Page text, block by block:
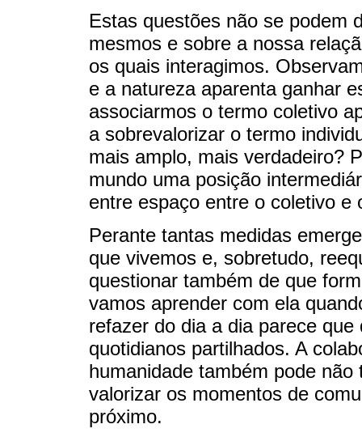
Estas questões não se podem
mesmos e sobre a nossa
os quais interagimos.
e a natureza aparenta ganhar
associarmos o termo coletivo
a sobrevalorizar o termo
mais amplo, mais verdadeiro?
mundo uma posição
entre espaço entre o coletivo e
Perante tantas medidas
que vivemos e, sobretudo,
questionar também de que
vamos aprender com ela
refazer do dia a dia parece
quotidianos partilhados. A
humanidade também pode
valorizar os momentos de
próximo.